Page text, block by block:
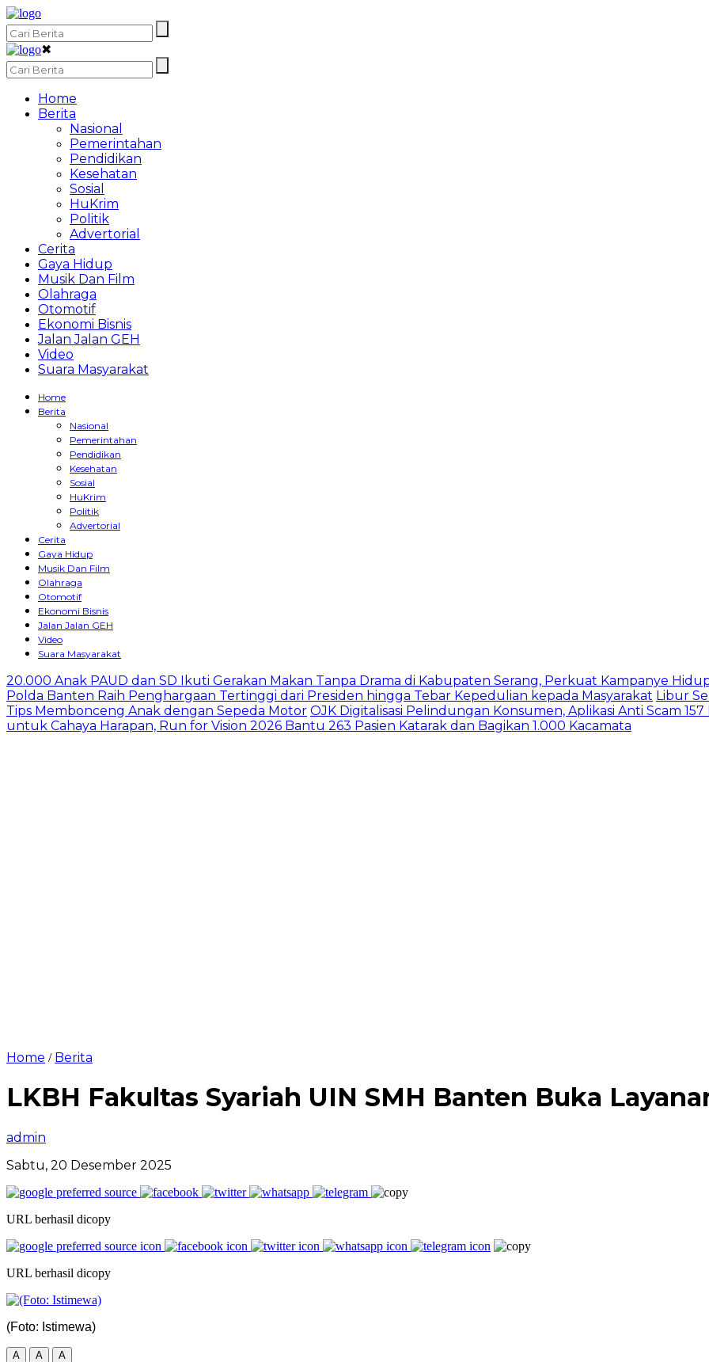
✖
Home
Berita
Nasional
Pemerintahan
Pendidikan
Kesehatan
Sosial
HuKrim
Politik
Advertorial
Cerita
Gaya Hidup
Musik Dan Film
Olahraga
Otomotif
Ekonomi Bisnis
Jalan Jalan GEH
Video
Suara Masyarakat
Home
Berita
Nasional
Pemerintahan
Pendidikan
Kesehatan
Sosial
HuKrim
Politik
Advertorial
Cerita
Gaya Hidup
Musik Dan Film
Olahraga
Otomotif
Ekonomi Bisnis
Jalan Jalan GEH
Video
Suara Masyarakat
20.000 Anak PAUD dan SD Ikuti Gerakan Makan Tanpa Drama di Kabupaten Serang, Perkuat Kampanye
Polda Banten Raih Penghargaan Tertinggi dari Presiden hingga Tebar Kepedulian kepada Masyarakat Libur
Tips Membonceng Anak dengan Sepeda Motor OJK Digitalisasi Pelindungan Konsumen, Aplikasi Anti Scam
untuk Cahaya Harapan, Run for Vision 2026 Bantu 263 Pasien Katarak dan Bagikan 1.000 Kacamata
Home / Berita
LKBH Fakultas Syariah UIN SMH Banten Buka
admin
Sabtu, 20 Desember 2025
URL berhasil dicopy
URL berhasil dicopy
(Foto: Istimewa)
A A A